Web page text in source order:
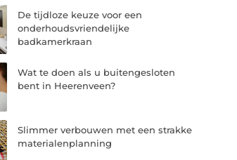
De tijdloze keuze voor een
onderhoudsvriendelijke
badkamerkraan
Wat te doen als u buitengesloten
bent in Heerenveen?
Slimmer verbouwen met een strakke
materialenplanning